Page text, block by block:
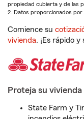
propiedad cubierta y de las
2. Datos proporcionados por
Comience su
vivienda. ¡Es rápido y
Proteja su
State Farm y